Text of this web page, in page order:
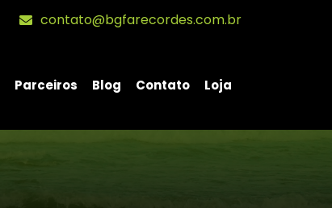
contato@bgfarecordes.com.br
Parceiros Blog Contato Loja